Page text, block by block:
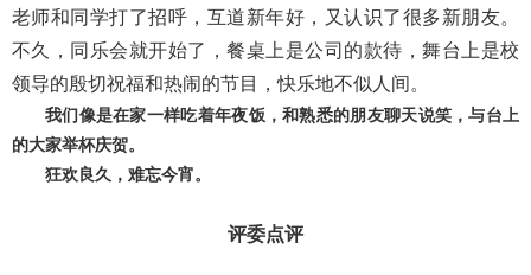
老师和同学打了招呼，互道新年好，又认识了很多新朋友。
不久，同乐会就开始了，餐桌上是公司的款待，舞台上是校
领导的殷切祝福和热闹的节目，快乐地不似人间。
我们像是在家一样吃着年夜饭，和熟悉的朋友聊天说笑，与台上
的大家举杯庆贺。
狂欢良久，难忘今宵。
评委点评